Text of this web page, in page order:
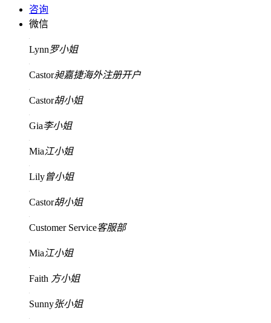
咨询
微信
Lynn罗小姐
Castor昶嘉捷海外注册开户
Castor胡小姐
Gia李小姐
Mia江小姐
Lily曾小姐
Castor胡小姐
Customer Service客服部
Mia江小姐
Faith 方小姐
Sunny张小姐